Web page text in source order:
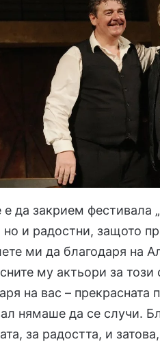
е да закрием фестивала
и радостни, защото
ми да благодаря на
му актьори за
на вас – прекрасната
нямаше да се случи.
за радостта, и